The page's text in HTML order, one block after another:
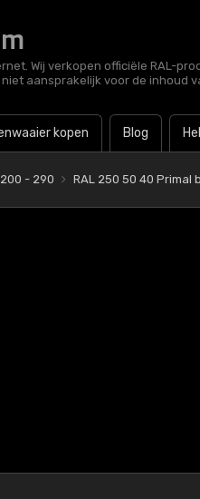
Wij verkopen officiële RAL-
aansprakelijk voor de inhoud
kopen Blog
- 290 RAL 250 50 40 Primal